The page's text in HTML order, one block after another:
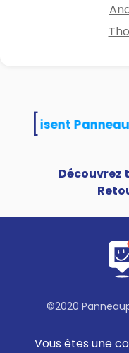
utilisent
Découvrez
©2020
Vous êtes une